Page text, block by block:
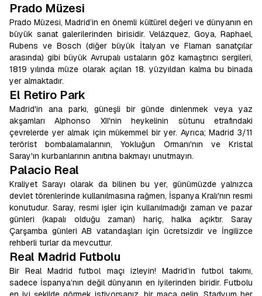
Prado Müzesi
Prado Müzesi, Madrid’in en önemli kültürel değeri ve dünyanın en
büyük sanat galerilerinden birisidir. Velázquez, Goya, Raphael,
Rubens ve Bosch (diğer büyük İtalyan ve Flaman sanatçılar
arasında) gibi büyük Avrupalı ustaların göz kamaştırıcı sergileri,
1819 yılında müze olarak açılan 18. yüzyıldan kalma bu binada
yer almaktadır.
El Retiro Park
Madrid'in ana parkı, güneşli bir günde dinlenmek veya yaz
akşamları Alphonso XII'nin heykelinin sütunu etrafındaki
çevrelerde yer almak için mükemmel bir yer. Ayrıca; Madrid 3/11
terörist bombalamalarının, Yokluğun Ormanı'nın ve Kristal
Saray'ın kurbanlarının anıtına bakmayı unutmayın.
Palacio Real
Kraliyet Sarayı olarak da bilinen bu yer, günümüzde yalnızca
devlet törenlerinde kullanılmasına rağmen, İspanya Kralı'nın resmi
konutudur. Saray, resmi işler için kullanılmadığı zaman ve pazar
günleri (kapalı olduğu zaman) hariç, halka açıktır. Saray
Çarşamba günleri AB vatandaşları için ücretsizdir ve İngilizce
rehberli turlar da mevcuttur.
Real Madrid Futbolu
Bir Real Madrid futbol maçı izleyin! Madrid’in futbol takımı,
sadece İspanya’nın değil dünyanın en iyilerinden biridir. Futbolu